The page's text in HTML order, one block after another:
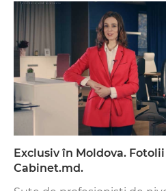
Exclusiv în Moldova.
Cabinet.md.